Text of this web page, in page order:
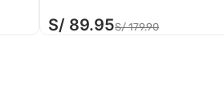
S/ 89.95S/ 179.90